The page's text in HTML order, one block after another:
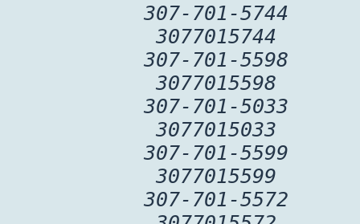
307-701-5744
3077015744
307-701-5598
3077015598
307-701-5033
3077015033
307-701-5599
3077015599
307-701-5572